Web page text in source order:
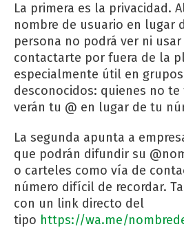
La primera es la privacidad.
nombre de usuario en lugar
persona no podrá ver ni
contactarte por fuera de la
especialmente útil en
desconocidos: quienes no
verán tu @ en lugar de tu
La segunda apunta a
que podrán difundir su
o carteles como vía de
número difícil de recordar.
con un link directo del
tipo https://wa.me/